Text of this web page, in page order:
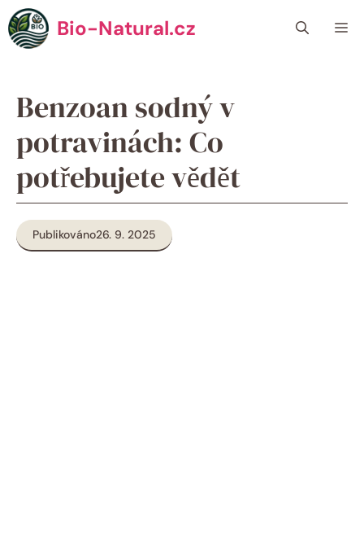
Přeskočit
na
obsah
Bio-Natural.cz
Benzoan sodný v
potravinách: Co
potřebujete vědět
Publikováno26. 9. 2025